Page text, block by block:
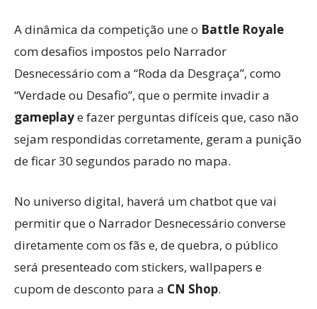
A dinâmica da competição une o Battle Royale
com desafios impostos pelo Narrador
Desnecessário com a “Roda da Desgraça”, como
“Verdade ou Desafio”, que o permite invadir a
gameplaye fazer perguntas difíceis que, caso não
sejam respondidas corretamente, geram a punição
de ficar 30 segundos parado no mapa.
No universo digital, haverá um chatbot que vai
permitir que o Narrador Desnecessário converse
diretamente com os fãs e, de quebra, o público
será presenteado com stickers, wallpapers e
cupom de desconto para a CN Shop.